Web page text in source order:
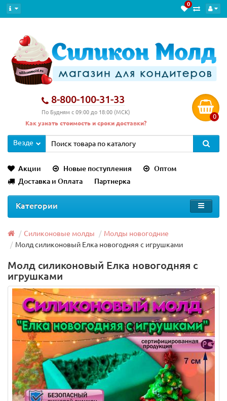
0
8-800-100-31-33
По Будням с 09:00 до 18:00 (МСК)
Как узнать стоимость и сроки доставки?
0
Везде
Акции Новые поступления
Оптом
Доставка и Оплата
Партнерка
Категории
Силиконовые молды
Молды новогодние
Молд силиконовый Елка новогодняя с игрушками
Молд силиконовый Елка новогодняя с
игрушками